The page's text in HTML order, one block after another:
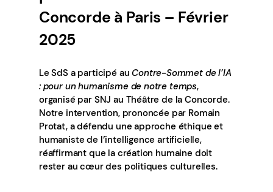
Concorde à Paris – Février
2025
Le SdS a participé auContre-Sommet de l’IA
: pour un humanisme de notre temps,
organisé par SNJ au Théâtre de la Concorde.
Notre intervention, prononcée par Romain
Protat, a défendu une approche éthique et
humaniste de l’intelligence artificielle,
réaffirmant que la création humaine doit
rester au cœur des politiques culturelles.